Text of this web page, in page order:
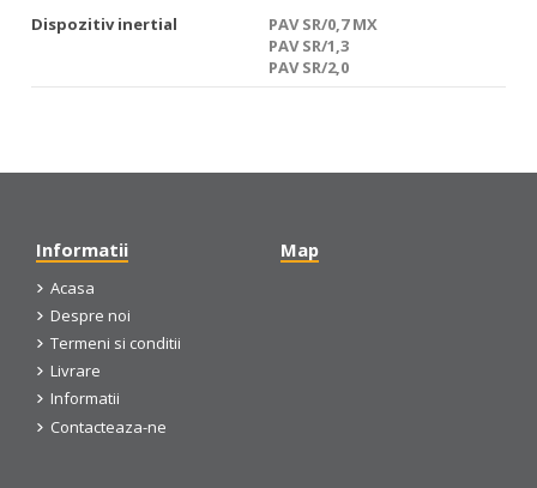
Dispozitiv inertial
PAV SR/0,7 MX
PAV SR/1,3
PAV SR/2,0
Informatii
Acasa
Despre noi
Termeni si conditii
Livrare
Informatii
Contacteaza-ne
Map